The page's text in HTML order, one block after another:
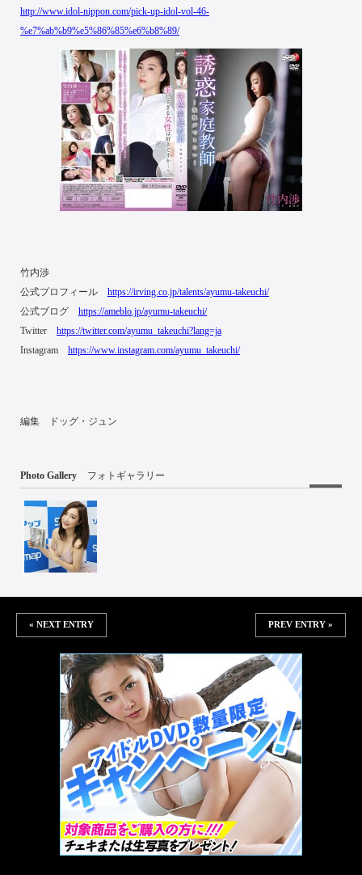
http://www.idol-nippon.com/pick-up-idol-vol-46-
%e7%ab%b9%e5%86%85%e6%b8%89/
竹内渉
公式プロフィール https://irving.co.jp/talents/ayumu-takeuchi/
公式ブログ https://ameblo.jp/ayumu-takeuchi/
Twitter https://twitter.com/ayumu_takeuchi?lang=ja
Instagram https://www.instagram.com/ayumu_takeuchi/
編集 ドッグ・ジュン
Photo Gallery フォトギャラリー
« NEXT ENTRY PREV ENTRY »